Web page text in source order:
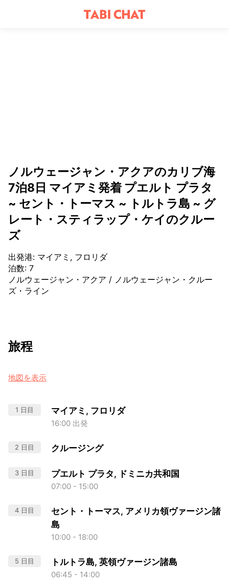
ノルウェージャン・アクアのカリブ海
7泊8日 マイアミ発着 プエルト プラタ
~ セント・トーマス ~ トルトラ島 ~ グ
レート・スティラップ・ケイのクルー
ズ
出発港: マイアミ, フロリダ
泊数: 7
ノルウェージャン・アクア / ノルウェージャン・クルー
ズ・ライン
旅程
地図を表示
1 日目 マイアミ, フロリダ
16:00 出発
2 日目 クルージング
3 日目 プエルト プラタ, ドミニカ共和国
07:00 - 15:00
4 日目
セント・トーマス, アメリカ領ヴァージン諸
島
10:00 - 18:00
5 日目 トルトラ島, 英領ヴァージン諸島
06:45 - 14:00